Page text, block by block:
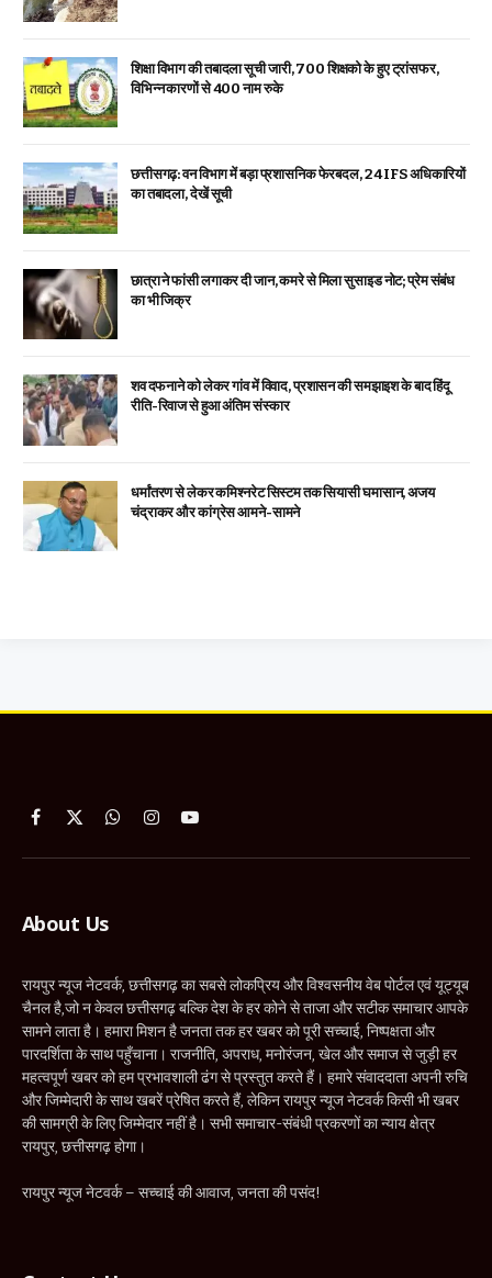
शिक्षा विभाग की तबादला सूची जारी, 700 शिक्षको के हुए ट्रांसफर,
विभिन्न कारणों से 400 नाम रुके
छत्तीसगढ़: वन विभाग में बड़ा प्रशासनिक फेरबदल, 24 IFS अधिकारियों
का तबादला, देखें सूची
छात्रा ने फांसी लगाकर दी जान, कमरे से मिला सुसाइड नोट; प्रेम संबंध
का भी जिक्र
शव दफनाने को लेकर गांव में विवाद, प्रशासन की समझाइश के बाद हिंदू
रीति-रिवाज से हुआ अंतिम संस्कार
धर्मांतरण से लेकर कमिश्नरेट सिस्टम तक सियासी घमासान, अजय
चंद्राकर और कांग्रेस आमने-सामने
Facebook
X
WhatsApp
InstagramYouTube
About Us
रायपुर न्यूज नेटवर्क, छत्तीसगढ़ का सबसे लोकप्रिय और विश्वसनीय वेब पोर्टल एवं यूट्यूब
चैनल है,जो न केवल छत्तीसगढ़ बल्कि देश के हर कोने से ताजा और सटीक समाचार आपके
सामने लाता है। हमारा मिशन है जनता तक हर खबर को पूरी सच्चाई, निष्पक्षता और
पारदर्शिता के साथ पहुँचाना। राजनीति, अपराध, मनोरंजन, खेल और समाज से जुड़ी हर
महत्वपूर्ण खबर को हम प्रभावशाली ढंग से प्रस्तुत करते हैं। हमारे संवाददाता अपनी रुचि
और जिम्मेदारी के साथ खबरें प्रेषित करते हैं, लेकिन रायपुर न्यूज नेटवर्क किसी भी खबर
की सामग्री के लिए जिम्मेदार नहीं है। सभी समाचार-संबंधी प्रकरणों का न्याय क्षेत्र
रायपुर, छत्तीसगढ़ होगा।
रायपुर न्यूज नेटवर्क – सच्चाई की आवाज, जनता की पसंद!